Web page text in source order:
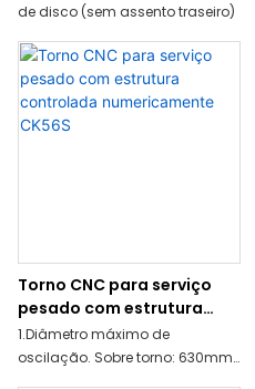
de disco (sem assento traseiro)
Torno CNC para serviço
pesado com estrutura
controlada
numericamente CK56S
1.Diâmetro máximo de
oscilação. Sobre torno: 630mm